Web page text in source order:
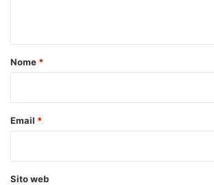
o
Nome *
Email *
Sito web